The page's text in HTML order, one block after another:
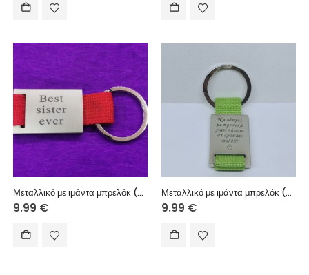
Μεταλλικό με ιμάντα μπρελόκ (χάραξη μία πλευρά – κείμενο επιλογής σας)
9.99 €
Μεταλλικό με ιμάντα μπρελόκ (χάραξη μία πλευρά – κείμενο επιλογής σας)
9.99 €